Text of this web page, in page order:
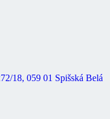
18, 059 01 Spišská Belá